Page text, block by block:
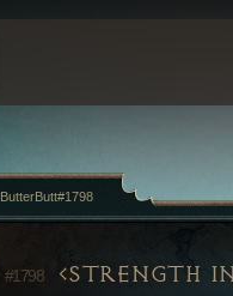
#1798 STRENGTH
ButterButt#1798